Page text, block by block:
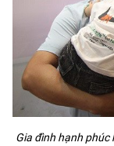
Gia đình hạnh phúc